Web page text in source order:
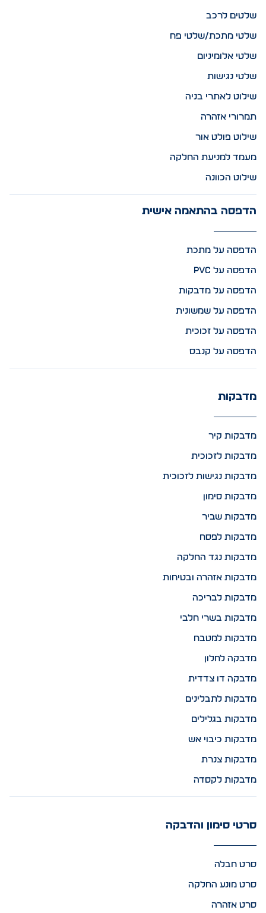
שלטים לרכב
שלטי מתכת/שלטי פח
שלטי אלומיניום
שלטי נגישות
שילוט לאתרי בניה
תמרורי אזהרה
שילוט פולט אור
מעמד למניעת החלקה
שילוט הכוונה
הדפסה בהתאמה אישית
הדפסה על מתכת
הדפסה על PVC
הדפסה על מדבקות
הדפסה על שמשונית
הדפסה על זכוכית
הדפסה על קנבס
מדבקות
מדבקות קיר
מדבקות לזכוכית
מדבקות נגישות לזכוכית
מדבקות סימון
מדבקות שביר
מדבקות לפסח
מדבקות נגד החלקה
מדבקות אזהרה ובטיחות
מדבקות לבריכה
מדבקות בשרי חלבי
מדבקות למטבח
מדבקה לחלון
מדבקה דו צדדית
מדבקות לתבלינים
מדבקות בגלילים
מדבקות כיבוי אש
מדבקות צנרת
מדבקות לקסדה
סרטי סימון והדבקה
סרט חבלה
סרט מונע החלקה
סרט אזהרה